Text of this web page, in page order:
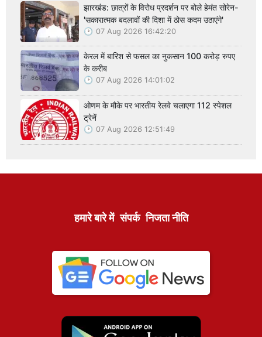
झारखंड: छात्रों के विरोध प्रदर्शन पर बोले हेमंत सोरेन-
'सकारात्मक बदलावों की दिशा में ठोस कदम उठाएंगे'
07 Aug 2026 16:42:20
केरल में बारिश से फसल का नुकसान 100 करोड़ रुपए
के करीब
07 Aug 2026 14:01:02
ओणम के मौके पर भारतीय रेलवे चलाएगा 112 स्पेशल
ट्रेनें
07 Aug 2026 12:51:49
हमारे बारे में संपर्क निजता नीति